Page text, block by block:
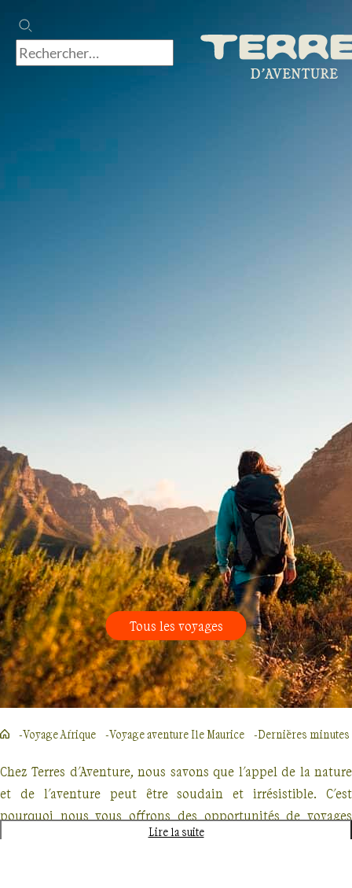
Tous les voyages
Voyage Afrique Voyage aventure Ile Maurice Dernières minutes
Chez Terres d'Aventure, nous savons que l'appel de la nature
et de l'aventure peut être soudain et irrésistible. C'est
pourquoi nous vous offrons des opportunités de voyages
d'aventure en dernières minutes, parfaits pour les
Lire la suite